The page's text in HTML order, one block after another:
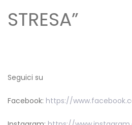
STRESA”
Seguici su
Facebook: https://